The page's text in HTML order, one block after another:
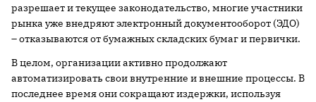
разрешает и текущее законодательство, многие участники
рынка уже внедряют электронный документооборот (ЭДО)
– отказываются от бумажных складских бумаг и первички.
В целом, организации активно продолжают
автоматизировать свои внутренние и внешние процессы. В
последнее время они сокращают издержки, используя